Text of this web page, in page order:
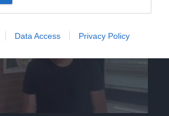
Data Access Privacy Policy